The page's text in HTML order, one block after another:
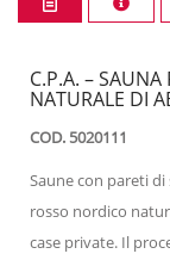
C.P.A. – SAUNA
NATURALE DI
COD. 5020111
Saune con pareti di
rosso nordico
case private. Il